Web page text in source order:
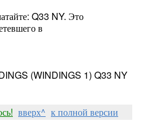
Q33 NY. Это
в
(WINDINGS 1) Q33 NY
вверх^ к полной версии